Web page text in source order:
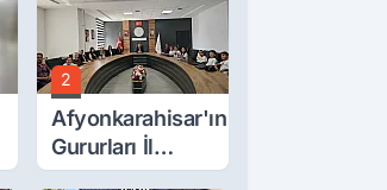
2
Afyonkarahisar'ın
Gururları İl
Müdürüyle